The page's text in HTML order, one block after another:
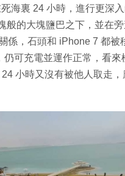
海裏 24 小時，進行更深
般的大塊鹽巴之下，並在
係，石頭和 iPhone 7 都被
可充電並運作正常，看
小時又沒有被他人取走